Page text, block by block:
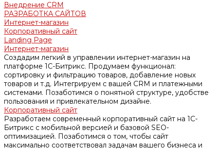
Внедрение CRM
РАЗРАБОТКА САЙТОВ
Интернет-магазин
Корпоративный сайт
Landing Page
Интернет-магазин
Создадим легкий в управлении интернет-магазин на
платформе 1С-Битрикс. Продумаем функционал:
сортировку и фильтрацию товаров, добавление новых
товаров и т.д. Интегрируем с вашей CRM и платежными
системами. Позаботимся о понятной структуре, удобстве
пользования и привлекательном дизайне.
Корпоративный сайт
Разработаем современный корпоративный сайт на 1С-
Битрикс с мобильной версией и базовой SEO-
оптимизацией. Позаботимся о том, чтобы сайт
максимально соответствовал задачам вашего бизнеса и